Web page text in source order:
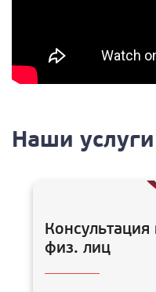
Наши услуги
Консультация
физ. лиц